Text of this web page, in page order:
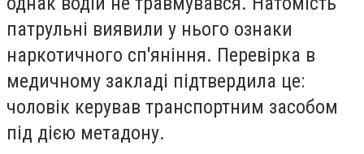
патрульні виявили у нього ознаки
наркотичного сп'яніння. Перевірка в
медичному закладі підтвердила це:
чоловік керував транспортним засобом
під дією метадону.